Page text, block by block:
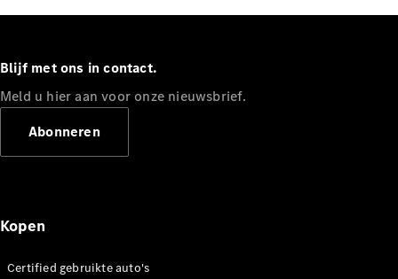
Mercedes-
Benz Store
Grand Limousine
VLE Elektrisch
Blijf met ons in contact.
Meld u hier aan voor onze nieuwsbrief.
Abonneren
Kopen
Certified gebruikte auto's